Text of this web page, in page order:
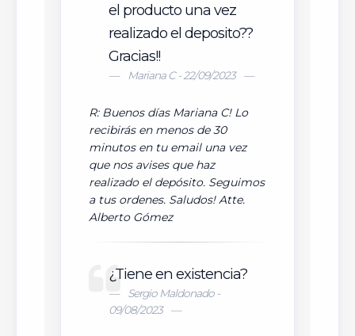
el producto una vez
realizado el deposito??
Gracias!!
Mariana C - 22/09/2023
R: Buenos días Mariana C! Lo
recibirás en menos de 30
minutos en tu email una vez
que nos avises que haz
realizado el depósito. Seguimos
a tus ordenes. Saludos! Atte.
Alberto Gómez
¿Tiene en existencia?
Sergio Maldonado -
09/08/2023